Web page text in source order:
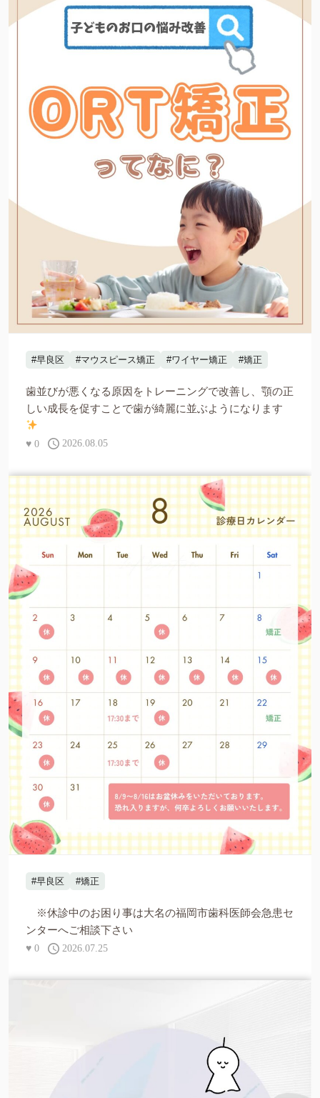
#早良区 #マウスピース矯正 #ワイヤー矯正 #矯正
歯並びが悪くなる原因をトレーニングで改善し、顎の正
しい成長を促すことで歯が綺麗に並ぶようになります
♥ 0 2026.08.05
#早良区 #矯正
※休診中のお困り事は大名の福岡市歯科医師会急患セ
ンターへご相談下さい
♥ 0 2026.07.25